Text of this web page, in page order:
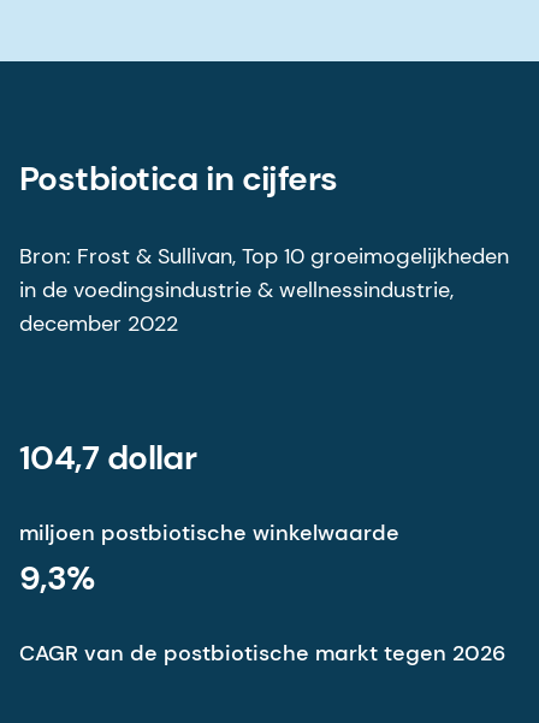
Postbiotica in cijfers
Bron: Frost & Sullivan, Top 10 groeimogelijkheden
in de voedingsindustrie & wellnessindustrie,
december 2022
104,7 dollar
miljoen postbiotische winkelwaarde
9,3%
CAGR van de postbiotische markt tegen 2026